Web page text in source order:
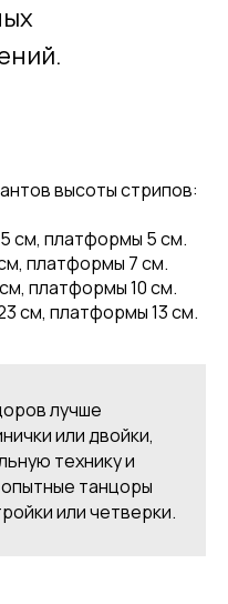
высоты стрипов:
см, платформы 5 см.
платформы 7 см.
платформы 10 см.
см, платформы 13 см.
лучше
или двойки,
технику и
танцоры
или четверки.